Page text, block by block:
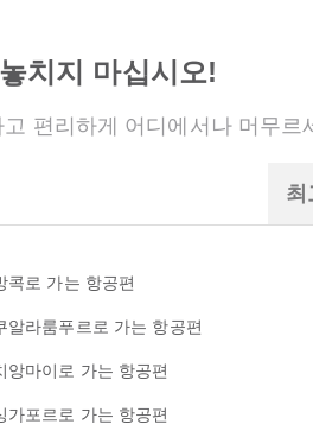
놓치지 마십시오!
편리하게 어디에서나 머무르
최
콕로 가는 항공편
알라룸푸르로 가는 항공편
앙마이로 가는 항공편
가포르로 가는 항공편